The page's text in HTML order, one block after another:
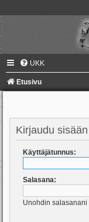
UKK
Etusivu
Kirjaudu sisään
Käyttäjätunnus:
Salasana:
Unohdin salasanani